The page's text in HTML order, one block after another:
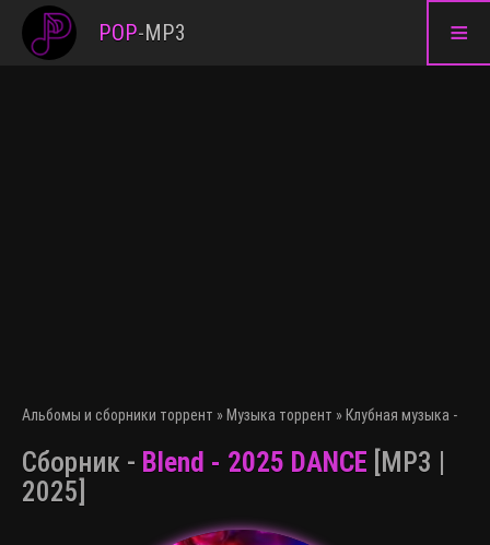
≡
POP-MP3
Альбомы и сборники торрент » Музыка торрент » Клубная музыка -
Сборник - Blend - 2025 DANCE [MP3 |
2025]